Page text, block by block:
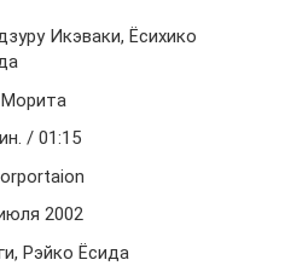
Икэваки, Ёсихико
/ 01:15
2002
Рэйко Ёсида